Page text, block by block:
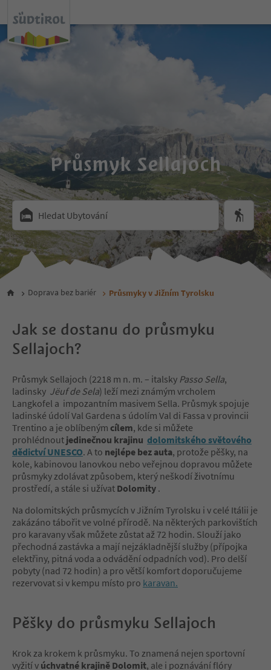
Průsmyk Sellajoch
Hledat Ubytování
Doprava bez bariér Průsmyky v Jižním Tyrolsku
Jak se dostanu do průsmyku
Sellajoch?
Průsmyk Sellajoch (2218 m n. m. – italsky Passo Sella,
ladinsky Jëuf de Sela) leží mezi známým vrcholem
Langkofel a impozantním masivem Sella. Průsmyk spojuje
ladinské údolí Val Gardena s údolím Val di Fassa v provincii
Trentino a je oblíbeným cílem, kde si můžete
prohlédnout jedinečnou krajinu dolomitského světového
dědictví UNESCO. A to nejlépe bez auta, protože pěšky, na
kole, kabinovou lanovkou nebo veřejnou dopravou můžete
průsmyky zdolávat způsobem, který neškodí životnímu
prostředí, a stále si užívat Dolomity .
Na dolomitských průsmycích v Jižním Tyrolsku i v celé Itálii je
zakázáno tábořit ve volné přírodě. Na některých parkovištích
pro karavany však můžete zůstat až 72 hodin. Slouží jako
přechodná zastávka a mají nejzákladnější služby (přípojka
elektřiny, pitná voda a odvádění odpadních vod). Pro delší
pobyty (nad 72 hodin) a pro větší komfort doporučujeme
rezervovat si v kempu místo pro karavan.
Pěšky do průsmyku Sellajoch
Krok za krokem k průsmyku. To znamená nejen sportovní
vyžití v úchvatné krajině Dolomit, ale i poznávání flóry